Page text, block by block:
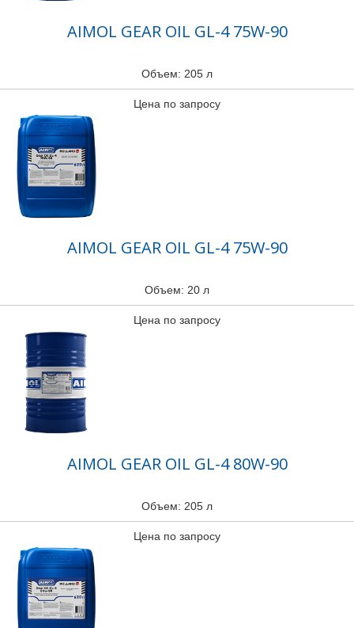
AIMOL GEAR OIL GL-4 75W-90
Объем: 205 л
Цена по запросу
AIMOL GEAR OIL GL-4 75W-90
Объем: 20 л
Цена по запросу
AIMOL GEAR OIL GL-4 80W-90
Объем: 205 л
Цена по запросу